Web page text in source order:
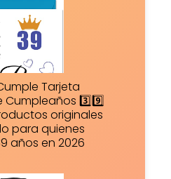
Tarjeta
Cumpleaños 3️⃣9️⃣
originales
para quienes
años en 2026